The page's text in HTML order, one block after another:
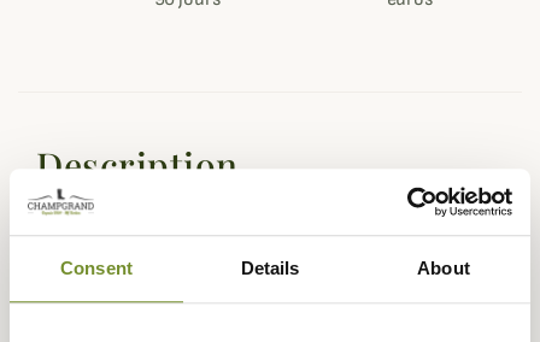
Consent Details About
Description
Dans sa collection Countrywear,
vous propose la
veste Stratford en coton huilé typique de la marque avec
garnitures en cuir pour look classique et décontracté.
La veste huilée Stratford est confectionnée dans une